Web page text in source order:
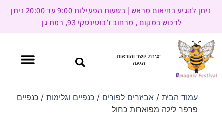
ניתן להגיע בתיאום מראש | בשעות הפעילות 9:00 עד 20:00 ניתן
לרכוש במקום , מרחוב ז’בוטינסקי 93, רמת גן
יצירת קשר והוראות
הגעה
עמוד הבית/ אביזרים לפורים / כנפיים וגלימות/ כנפיים
פרפר לילה מפוארות כחול